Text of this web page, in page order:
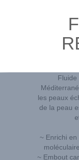
Fluide
les peaux
de la peau
~ Enrichi
~ Embout